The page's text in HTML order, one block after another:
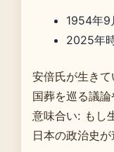
1954年9
2025年
安倍氏が生き
国葬を巡る議
意味合い: もし
日本の政治史